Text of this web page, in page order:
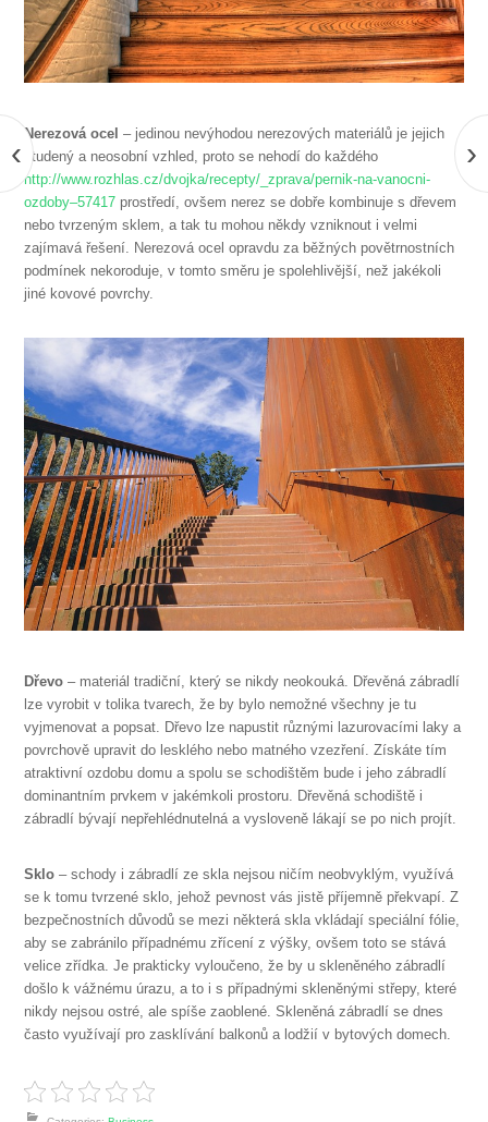
Nerezová ocel– jedinou nevýhodou nerezových materiálů je jejich
studený a neosobní vzhled, proto se nehodí do každého
http://www.rozhlas.cz/dvojka/recepty/_zprava/pernik-na-vanocni-
ozdoby–57417 prostředí, ovšem nerez se dobře kombinuje s dřevem
nebo tvrzeným sklem, a tak tu mohou někdy vzniknout i velmi
zajímavá řešení. Nerezová ocel opravdu za běžných povětrnostních
podmínek nekoroduje, v tomto směru je spolehlivější, než jakékoli
jiné kovové povrchy.
Dřevo – materiál tradiční, který se nikdy neokouká. Dřevěná zábradlí
lze vyrobit v tolika tvarech, že by bylo nemožné všechny je tu
vyjmenovat a popsat. Dřevo lze napustit různými lazurovacími laky a
povrchově upravit do lesklého nebo matného vzezření. Získáte tím
atraktivní ozdobu domu a spolu se schodištěm bude i jeho zábradlí
dominantním prvkem v jakémkoli prostoru. Dřevěná schodiště i
zábradlí bývají nepřehlédnutelná a vysloveně lákají se po nich projít.
Sklo– schody i zábradlí ze skla nejsou ničím neobvyklým, využívá
se k tomu tvrzené sklo, jehož pevnost vás jistě příjemně překvapí. Z
bezpečnostních důvodů se mezi některá skla vkládají speciální fólie,
aby se zabránilo případnému zřícení z výšky, ovšem toto se stává
velice zřídka. Je prakticky vyloučeno, že by u skleněného zábradlí
došlo k vážnému úrazu, a to i s případnými skleněnými střepy, které
nikdy nejsou ostré, ale spíše zaoblené. Skleněná zábradlí se dnes
často využívají pro zasklívání balkonů a lodžií v bytových domech.
‹ ›